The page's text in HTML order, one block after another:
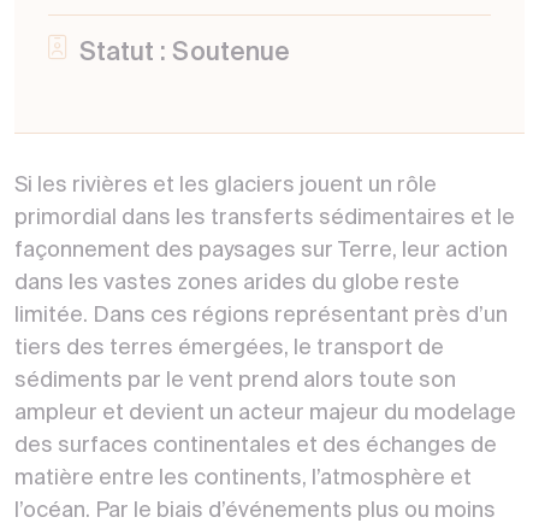
Statut : Soutenue
Si les rivières et les glaciers jouent un rôle
primordial dans les transferts sédimentaires et le
façonnement des paysages sur Terre, leur action
dans les vastes zones arides du globe reste
limitée. Dans ces régions représentant près d’un
tiers des terres émergées, le transport de
sédiments par le vent prend alors toute son
ampleur et devient un acteur majeur du modelage
des surfaces continentales et des échanges de
matière entre les continents, l’atmosphère et
l’océan. Par le biais d’événements plus ou moins